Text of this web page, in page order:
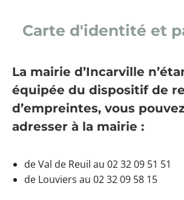
Carte d'identité et
La mairie d’Incarville
équipée du dispositif de
d’empreintes, vous
adresser à la mairie :
de Val de Reuil au 02 32 09 51 51
de Louviers au 02 32 09 58 15